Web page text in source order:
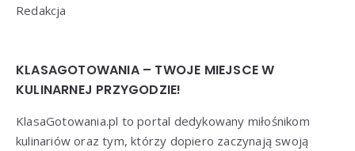
Redakcja
KLASAGOTOWANIA – TWOJE MIEJSCE W
KULINARNEJ PRZYGODZIE!
KlasaGotowania.pl to portal dedykowany miłośnikom
kulinariów oraz tym, którzy dopiero zaczynają swoją